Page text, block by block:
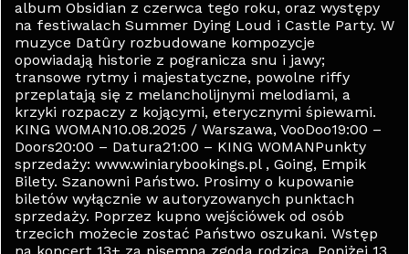
album Obsidian z czerwca tego roku, oraz występy
na festiwalach Summer Dying Loud i Castle Party. W
muzyce Datûry rozbudowane kompozycje
opowiadają historie z pogranicza snu i jawy;
transowe rytmy i majestatyczne, powolne riffy
przeplatają się z melancholijnymi melodiami, a
krzyki rozpaczy z kojącymi, eterycznymi śpiewami.
KING WOMAN10.08.2025 / Warszawa, VooDoo19:00 –
Doors20:00 – Datura21:00 – KING WOMANPunkty
sprzedaży: www.winiarybookings.pl , Going, Empik
Bilety. Szanowni Państwo. Prosimy o kupowanie
biletów wyłącznie w autoryzowanych punktach
sprzedaży. Poprzez kupno wejściówek od osób
trzecich możecie zostać Państwo oszukani. Wstęp